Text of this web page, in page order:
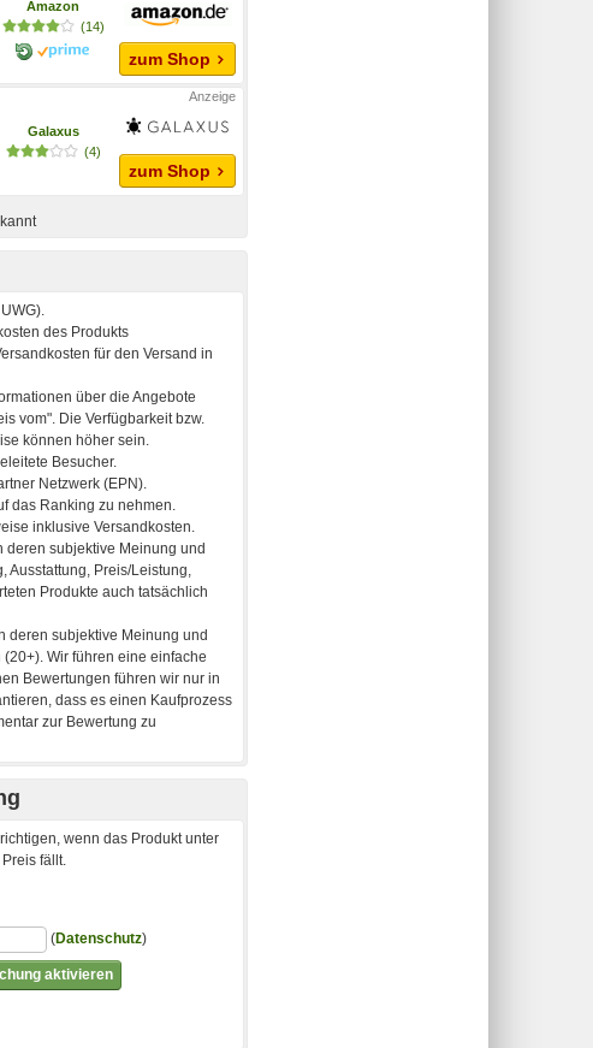
Amazon
(14)
zum Shop
Galaxus
(4)
zum Shop
wenn das Produkt unter
fällt.
aktivieren
(Datenschutz)